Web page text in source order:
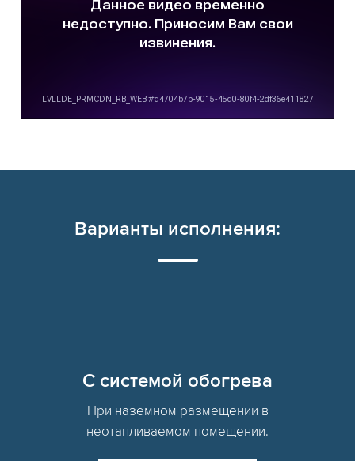
Варианты исполнения:
C системой обогрева
При наземном размещении в
неотапливаемом помещении.